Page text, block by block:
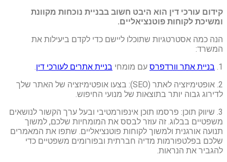
קידום עורכי דין הוא היבט חשוב בבניית נוכחות מקוונת
ומשיכת לקוחות פוטנציאליים.
הנה כמה אסטרטגיות שתוכלו ליישם כדי לקדם ביעילות את
המשרד:
1. בניית אתר וורדפרס עם מומחי בניית אתרים לעורכי דין.
2. אופטימיזציה לאתר (SEO): בצעו אופטימיזציה של האתר שלך
לדירוג גבוה יותר בתוצאות של מנועי החיפוש.
3. שיווק תוכן: פרסמו תוכן אינפורמטיבי ובעל ערך הקשור לנושאים
משפטיים בבלוג. זה עוזר לבסס את המומחיות שלכם, למשוך
תנועה אורגנית ולמשוך לקוחות פוטנציאליים. שתפו את המאמרים
שלכם בפלטפורמות מדיה חברתית ובפורומים משפטיים כדי
להגביר את הנראות.